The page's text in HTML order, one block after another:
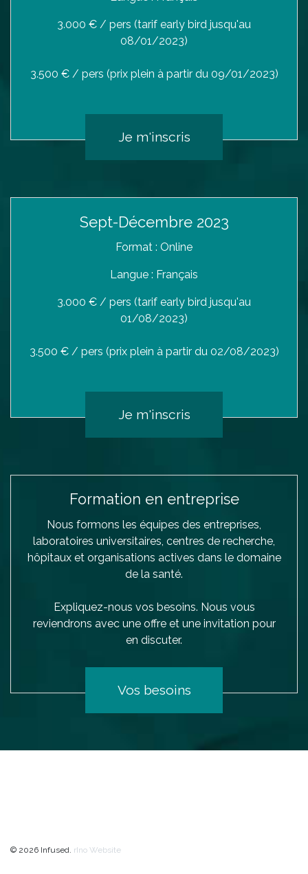
3.000 € / pers (tarif early bird jusqu'au
08/01/2023)
3.500 € / pers (prix plein à partir du 09/01/2023)
Je m'inscris
Sept-Décembre 2023
Format : Online
Langue : Français
3.000 € / pers (tarif early bird jusqu'au
01/08/2023)
3.500 € / pers (prix plein à partir du 02/08/2023)
Je m'inscris
Formation en entreprise
Nous formons les équipes des entreprises,
laboratoires universitaires, centres de recherche,
hôpitaux et organisations actives dans le domaine
de la santé.
Expliquez-nous vos besoins. Nous vous
reviendrons avec une offre et une invitation pour
en discuter.
Vos besoins
© 2026 Infused. rIno Website